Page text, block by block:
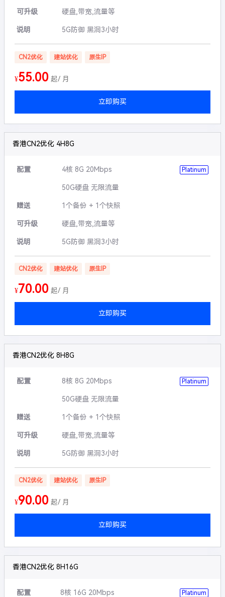
可升级 硬盘,带宽,流量等
说明 5G防御 黑洞3小时
CN2优化 建站优化 原生IP
¥55.00 起/ 月
立即购买
香港CN2优化 4H8G
配置 4核 8G 20Mbps Platinum
50G硬盘 无限流量
赠送 1个备份 + 1个快照
可升级 硬盘,带宽,流量等
说明 5G防御 黑洞3小时
CN2优化 建站优化 原生IP
¥70.00 起/ 月
立即购买
香港CN2优化 8H8G
配置 8核 8G 20Mbps Platinum
50G硬盘 无限流量
赠送 1个备份 + 1个快照
可升级 硬盘,带宽,流量等
说明 5G防御 黑洞3小时
CN2优化 建站优化 原生IP
¥90.00 起/ 月
立即购买
香港CN2优化 8H16G
配置 8核 16G 20Mbps Platinum